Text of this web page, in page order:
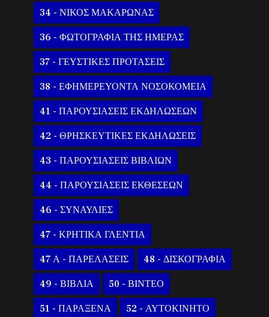
34 - ΝΙΚΟΣ ΜΑΚΑΡΩΝΑΣ
36 - ΦΩΤΟΓΡΑΦΙΑ ΤΗΣ ΗΜΕΡΑΣ
37 - ΓΕΥΣΤΙΚΕΣ ΠΡΟΤΑΣΕΙΣ
38 - ΕΦΗΜΕΡΕΥΟΝΤΑ ΝΟΣΟΚΟΜΕΙΑ
41 - ΠΑΡΟΥΣΙΑΣΕΙΣ ΕΚΔΗΛΩΣΕΩΝ
42 - ΘΡΗΣΚΕΥΤΙΚΕΣ ΕΚΔΗΛΩΣΕΙΣ
43 - ΠΑΡΟΥΣΙΑΣΕΙΣ ΒΙΒΛΙΩΝ
44 - ΠΑΡΟΥΣΙΑΣΕΙΣ ΕΚΘΕΣΕΩΝ
46 - ΣΥΝΑΥΛΙΕΣ
47 - ΚΡΗΤΙΚΑ ΓΛΕΝΤΙΑ
47 Α - ΠΑΡΕΛΑΣΕΙΣ 48 - ΔΙΣΚΟΓΡΑΦΙΑ
49 - ΒΙΒΛΙΑ 50 - ΒΙΝΤΕΟ
51 - ΠΑΡΑΞΕΝΑ 52 - ΑΥΤΟΚΙΝΗΤΟ